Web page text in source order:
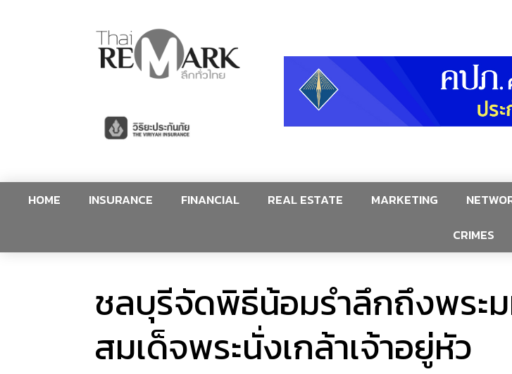
HOME INSURANCE FINANCIAL REAL ESTATE MARKETING
CRIMES
ชลบุรีจัดพิธีน้อมรำลึกถึงพระ
สมเด็จพระนั่งเกล้าเจ้าอยู่หัว